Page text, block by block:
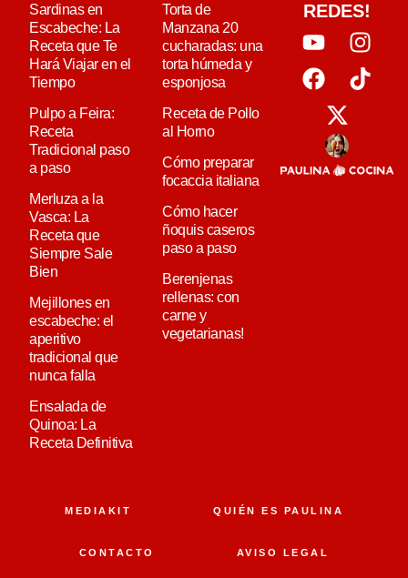
Sardinas en
Escabeche: La
Receta que Te
Hará Viajar en el
Tiempo
Pulpo a Feira:
Receta
Tradicional paso
a paso
Merluza a la
Vasca: La
Receta que
Siempre Sale
Bien
Mejillones en
escabeche: el
aperitivo
tradicional que
nunca falla
Ensalada de
Quinoa: La
Receta Definitiva
Torta de
Manzana 20
cucharadas: una
torta húmeda y
esponjosa
Receta de Pollo
al Horno
Cómo preparar
focaccia italiana
Cómo hacer
ñoquis caseros
paso a paso
Berenjenas
rellenas: con
carne y
vegetarianas!
REDES!
MEDIAKIT QUIÉN ES PAULINA
CONTACTO AVISO LEGAL